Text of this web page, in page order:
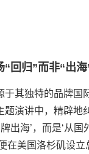
“回归”而非“出
于其独特的品牌国
题演讲中，精辟地
出海’，而是‘从国
在美国洛杉矶设立